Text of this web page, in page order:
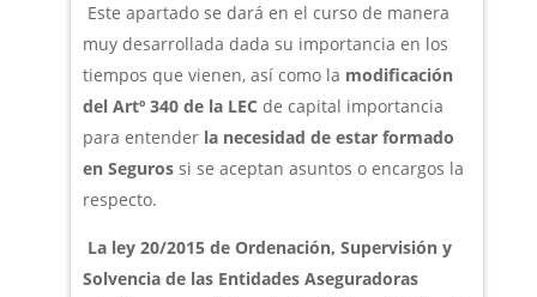
Este apartado se dará en el curso de manera
muy desarrollada dada su importancia en los
tiempos que vienen, así como la modificación
del Artº 340 de la LEC de capital importancia
para entender la necesidad de estar formado
en Segurossi se aceptan asuntos o encargos la
respecto.
La ley 20/2015 de Ordenación, Supervisión y
Solvencia de las Entidades Aseguradoras